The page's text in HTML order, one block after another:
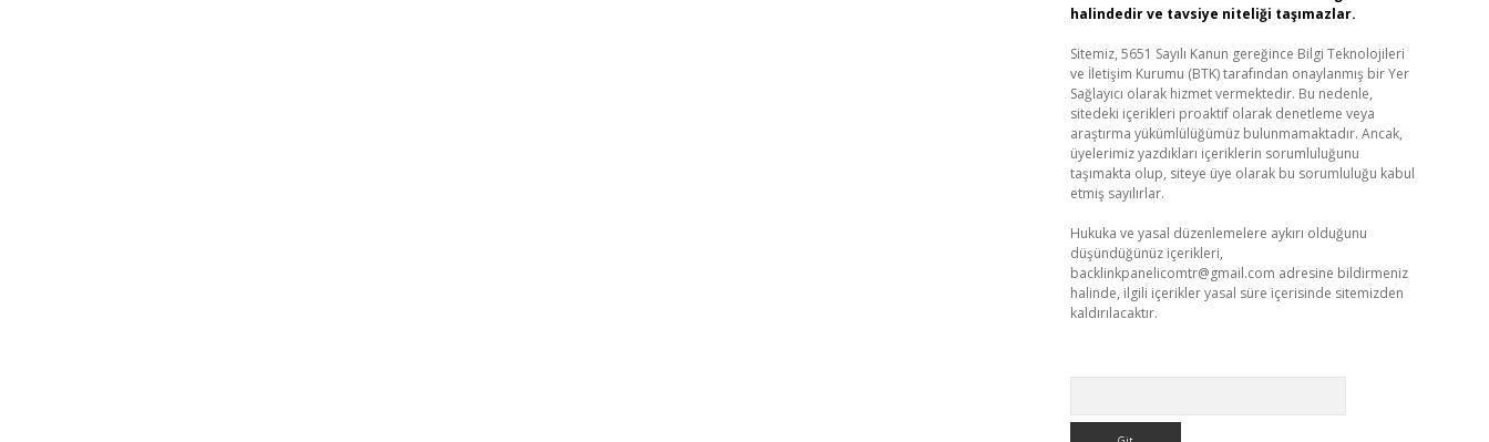
halindedir ve tavsiye niteliği taşımazlar.
Sitemiz, 5651 Sayılı Kanun gereğince Bilgi Teknolojileri
ve İletişim Kurumu (BTK) tarafından onaylanmış bir Yer
Sağlayıcı olarak hizmet vermektedir. Bu nedenle,
sitedeki içerikleri proaktif olarak denetleme veya
araştırma yükümlülüğümüz bulunmamaktadır. Ancak,
üyelerimiz yazdıkları içeriklerin sorumluluğunu
taşımakta olup, siteye üye olarak bu sorumluluğu kabul
etmiş sayılırlar.
Hukuka ve yasal düzenlemelere aykırı olduğunu
düşündüğünüz içerikleri,
backlinkpanelicomtr@gmail.com adresine bildirmeniz
halinde, ilgili içerikler yasal süre içerisinde sitemizden
kaldırılacaktır.